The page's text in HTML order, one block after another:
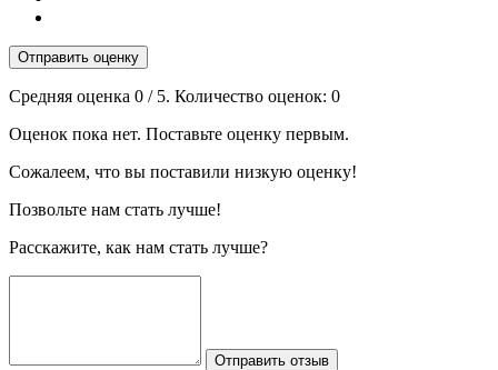
Отправить оценку
Средняя оценка 0 / 5. Количество оценок: 0
Оценок пока нет. Поставьте оценку первым.
Сожалеем, что вы поставили низкую оценку!
Позвольте нам стать лучше!
Расскажите, как нам стать лучше?
Отправить отзыв